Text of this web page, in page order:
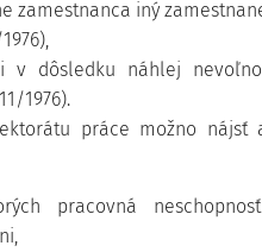
zamestnanca iný
v dôsledku náhlej
1976).
práce možno nájsť
pracovná